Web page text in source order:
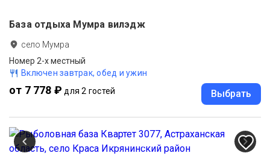
База отдыха Мумра вилэдж
село Мумра
Номер 2-х местный
Включен завтрак, обед и ужин
от 7 778 ₽ для 2 гостей Выбрать